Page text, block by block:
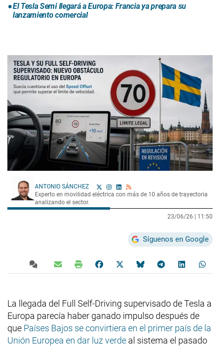
El Tesla Semi llegará a Europa: Francia ya prepara su
lanzamiento comercial
ANTONIO SÁNCHEZ
Experto en movilidad eléctrica con más de 10 años de trayectoria
analizando el sector.
23/06/26 | 11:50
Síguenos en Google
La llegada del Full Self-Driving supervisado de Tesla a
Europa parecía haber ganado impulso después de
que Países Bajos se convirtiera en el primer país de la
Unión Europea en dar luz verde al sistema el pasado